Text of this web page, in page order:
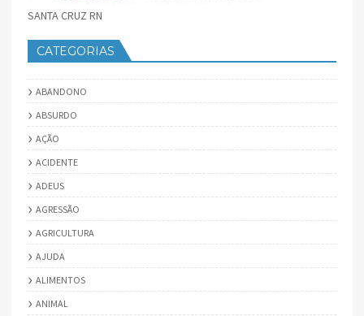
SANTA CRUZ RN
CATEGORIAS
ABANDONO
ABSURDO
AÇÃO
ACIDENTE
ADEUS
AGRESSÃO
AGRICULTURA
AJUDA
ALIMENTOS
ANIMAL